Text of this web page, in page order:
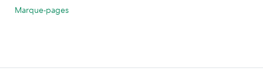
Marque-pages